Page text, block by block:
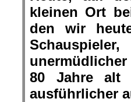
kleinen Ort
den wir
80 Jahre alt
ausführlicher